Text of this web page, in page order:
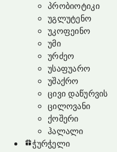
პრობიოტიკი
უგლუტენო
უკოფეინო
უმი
ურძეო
უსაფუარო
უშაქრო
ცივი დაწურვის
ცილოვანი
ქოშერი
ჰალალი
ჭურჭელი